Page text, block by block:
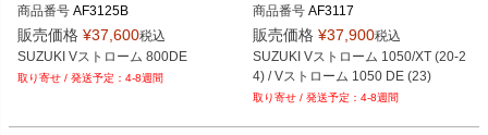
商品番号 AF3125B
旧型番：AF3125
販売価格 ¥37,600税込
SUZUKI Vストローム 800DE
4-8週間
商品番号 AF3117
販売価格 ¥37,900税込
SUZUKI Vストローム 1050/XT (20-2
4) / Vストローム 1050 DE (23)
4-8週間